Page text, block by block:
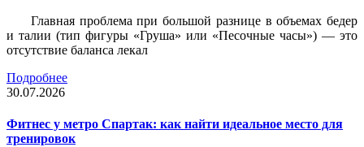
Главная проблема при большой разнице в объемах бедер
и талии (тип фигуры «Груша» или «Песочные часы») — это
отсутствие баланса лекал
Подробнее
30.07.2026
Фитнес у метро Спартак: как найти идеальное место для
тренировок